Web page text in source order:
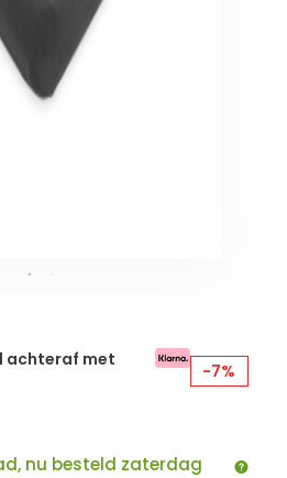
achteraf met
-7%
nu besteld zaterdag